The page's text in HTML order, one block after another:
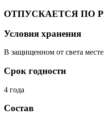
ОТПУСКАЕТСЯ ПО
Условия хранения
В защищенном от света
Срок годности
4 года
Состав